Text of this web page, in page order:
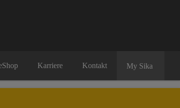
Karriere Kontakt My Sika